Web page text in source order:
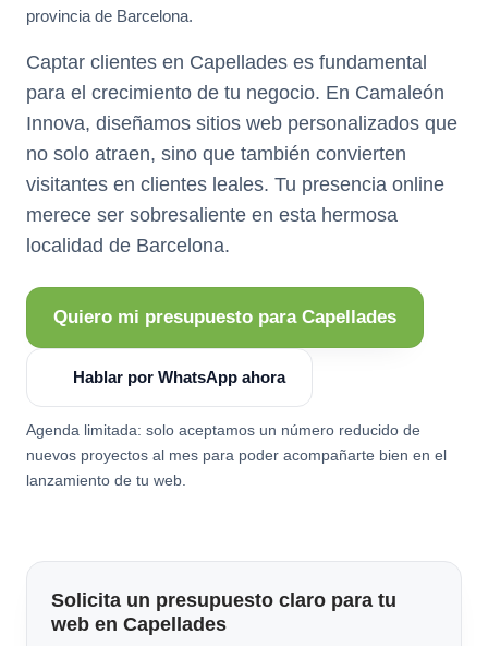
provincia de Barcelona.
Captar clientes en Capellades es fundamental
para el crecimiento de tu negocio. En Camaleón
Innova, diseñamos sitios web personalizados que
no solo atraen, sino que también convierten
visitantes en clientes leales. Tu presencia online
merece ser sobresaliente en esta hermosa
localidad de Barcelona.
Quiero mi presupuesto para Capellades
Hablar por WhatsApp ahora
Agenda limitada: solo aceptamos un número reducido de
nuevos proyectos al mes para poder acompañarte bien en el
lanzamiento de tu web.
Solicita un presupuesto claro para tu
web en Capellades